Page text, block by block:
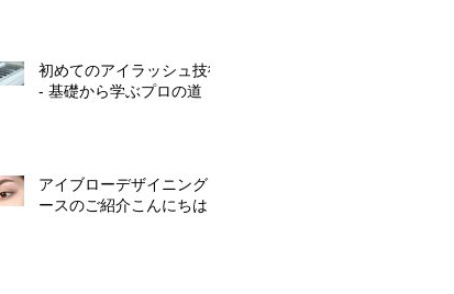
初めてのアイラッシュ技術
- 基礎から学ぶプロの道
アイブローデザイニングコ
ースのご紹介こんにちは！